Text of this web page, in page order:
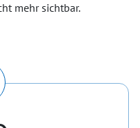
mehr sichtbar.